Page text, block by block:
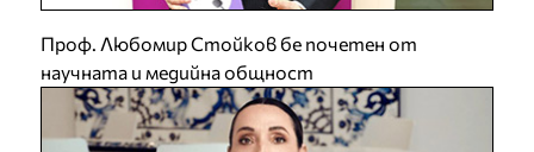
Проф. Любомир Стойков бе почетен от
научната и медийна общност